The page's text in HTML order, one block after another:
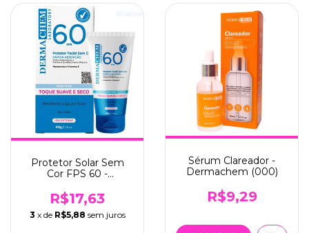
Protetor Solar Sem
Cor FPS 60 -
R$17,63
3 x de R$5,88 sem juros
Sérum Clareador -
Dermachem (000)
R$9,29